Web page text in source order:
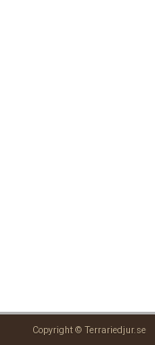
Copyright © Terrariedjur.se